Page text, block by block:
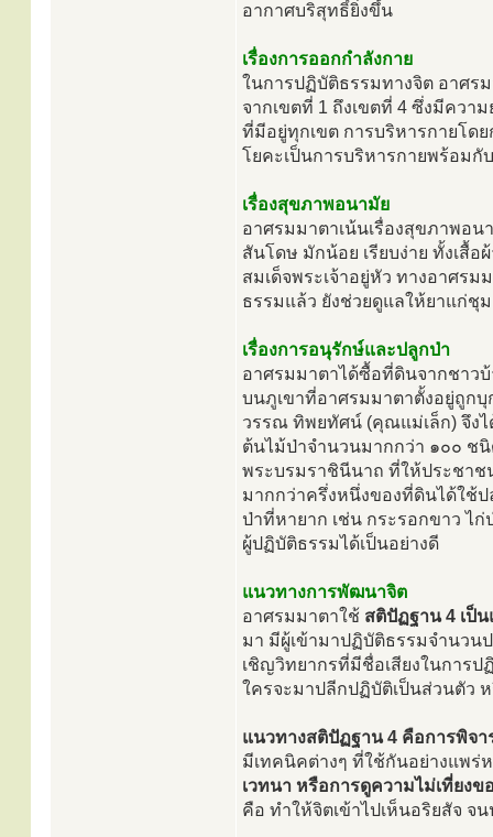
อากาศบริสุทธิ์ยิ่งขึ้น
เรื่องการออกกำลังกาย
ในการปฏิบัติธรรมทางจิต อาศร
จากเขตที่ 1 ถึงเขตที่ 4 ซึ่งมีควา
ที่มีอยู่ทุกเขต การบริหารกายโด
โยคะเป็นการบริหารกายพร้อม
เรื่องสุขภาพอนามัย
อาศรมมาตาเน้นเรื่องสุขภาพอ
สันโดษ มักน้อย เรียบง่าย ทั้งเสื้
สมเด็จพระเจ้าอยู่หัว ทางอาศร
ธรรมแล้ว ยังช่วยดูแลให้ยาแก่ชุ
เรื่องการอนุรักษ์และปลูกป่า
อาศรมมาตาได้ซื้อที่ดินจากชาว
บนภูเขาที่อาศรมมาตาตั้งอยู่ถูก
วรรณ ทิพยทัศน์ (คุณแม่เล็ก) จึง
ต้นไม้ป่าจำนวนมากกว่า ๑๐๐ ชนิ
พระบรมราชินีนาถ ที่ให้ประชา
มากกว่าครึ่งหนึ่งของที่ดินได้ใช้
ป่าที่หายาก เช่น กระรอกขาว ไ
ผู้ปฏิบัติธรรมได้เป็นอย่างดี
แนวทางการพัฒนาจิต
อาศรมมาตาใช้ สติปัฏฐาน 4 เป็
มา มีผู้เข้ามาปฏิบัติธรรมจำนวน
เชิญวิทยากรที่มีชื่อเสียงในการ
ใครจะมาปลีกปฏิบัติเป็นส่วนตัว
แนวทางสติปัฏฐาน 4 คือการพิจา
มีเทคนิคต่างๆ ที่ใช้กันอย่างแพร่
เวทนา หรือการดูความไม่เที่ยงข
คือ ทำให้จิตเข้าไปเห็นอริยสัจ จ